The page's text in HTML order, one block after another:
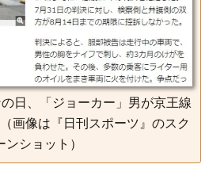
日、「ジョーカー」男が京王線
画像は『日刊スポーツ』のスク
ンショット）